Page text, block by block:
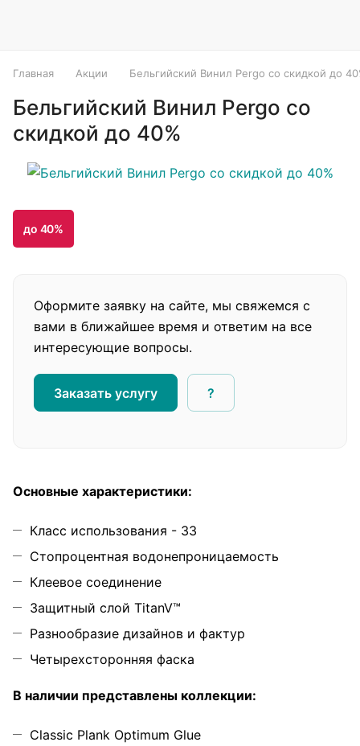
Главная Акции Бельгийский Винил Pergo со скидкой до
Бельгийский Винил Pergo со
скидкой до 40%
до 40%
Оформите заявку на сайте, мы свяжемся с
вами в ближайшее время и ответим на все
интересующие вопросы.
Заказать услугу ?
Основные характеристики:
Класс использования - 33
Стопроцентная водонепроницаемость
Клеевое соединение
Защитный слой TitanV™
Разнообразие дизайнов и фактур
Четырехсторонняя фаска
В наличии представлены коллекции:
Classic Plank Optimum Glue